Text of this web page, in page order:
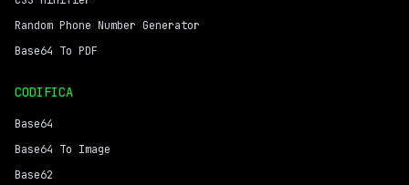
Random Phone Number Generator
Base64 To PDF
CODIFICA
Base64
Base64 To Image
Base62